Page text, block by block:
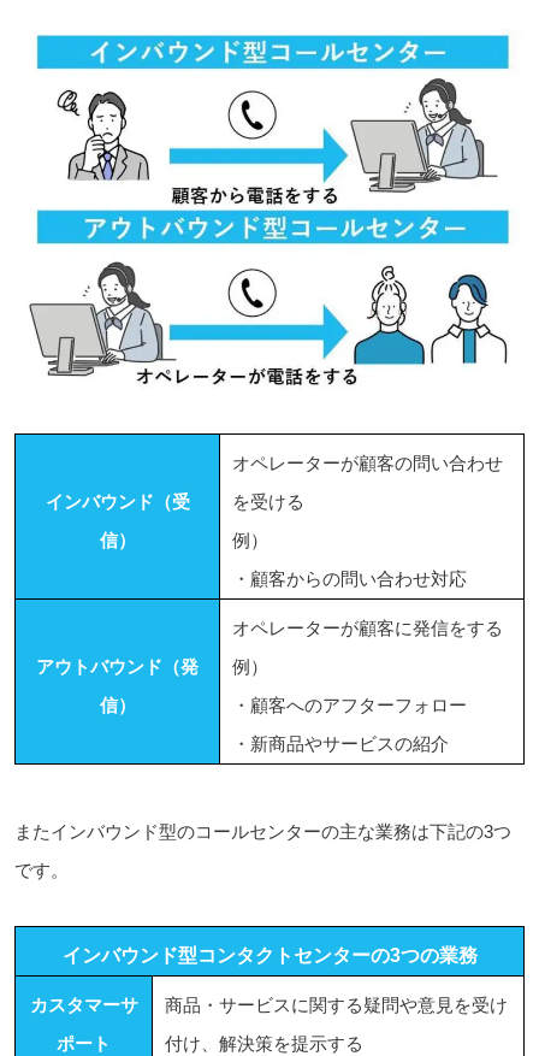
インバウンド（受
信）
オペレーターが顧客の問い合わせ
を受ける
例）
・顧客からの問い合わせ対応
アウトバウンド（発
信）
オペレーターが顧客に発信をする
例）
・顧客へのアフターフォロー
・新商品やサービスの紹介
またインバウンド型のコールセンターの主な業務は下記の3つ
です。
インバウンド型コンタクトセンターの3つの業務
カスタマーサ
ポート
商品・サービスに関する疑問や意見を受け
付け、解決策を提示する